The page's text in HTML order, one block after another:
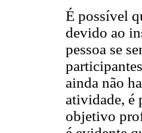
É possível
devido ao
pessoa se
ainda não
atividade, é
objetivo